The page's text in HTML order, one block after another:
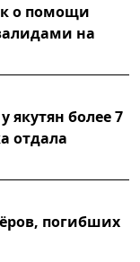
о помощи
на
более 7
отдала
погибших